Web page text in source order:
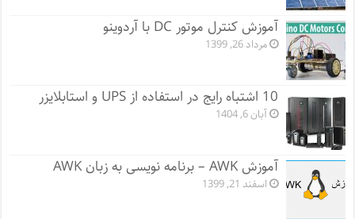
آموزش کنترل موتور DC با آردوینو
مرداد 26, 1399
10 اشتباه رایج در استفاده از UPS و استابلایزر
آبان 6, 1404
آموزش AWK – برنامه نویسی به زبان AWK
اسفند 21, 1399